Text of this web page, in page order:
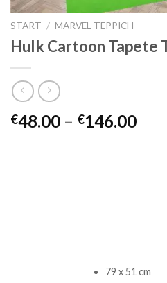
START / MARVEL TEPPICH
Hulk Cartoon Tapete
€48.00 – €146.00
79 x 51 cm